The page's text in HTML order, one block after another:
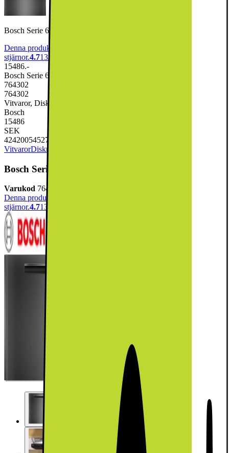
Bosch Serie 6 Diskmaskin SMP6ZCC71S (svart)
Denna produkt har blivit bedömd som 4.7 av 5 möjliga
stjärnor.4.713
15486.-
Bosch Serie 6 Diskmaskin SMP6ZCC71S (svart)
764302
764302
Vitvaror, Diskmaskin
Bosch
15486
SEK
4242005452729
VitvarorDiskmaskin
Bosch Serie 6 Diskmaskin SMP6ZCC71S (svart)
Varukod 764302
Denna produkt har blivit bedömd som 4.7 av 5 möjliga
stjärnor.4.713